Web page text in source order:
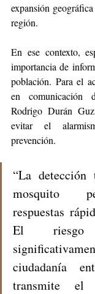
expansión
región.
En ese contexto,
importancia de
población. Para el
en comunicación
Rodrigo Durán
evitar el
prevención.
“La detección
mosquito
respuestas
El
ciudadanía
transmite